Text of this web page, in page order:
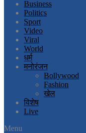
Business
Politics
Sport
Video
Viral
World
धर्म
मनोरंजन
Bollywood
Fashion
खेल
विशेष
Live
Menu